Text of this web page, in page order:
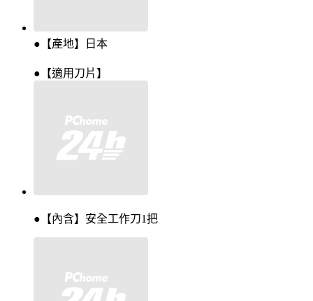
●【產地】日本
●【適用刀片】
●【內含】安全工作刀1把